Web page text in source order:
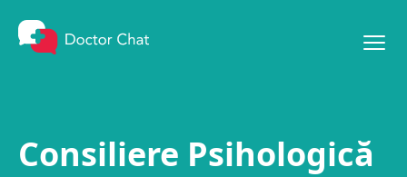
Consiliere Psihologică